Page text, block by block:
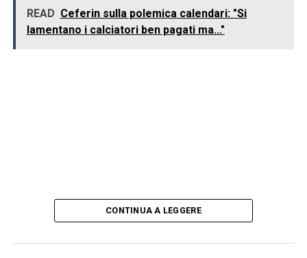
READ Ceferin sulla polemica calendari: "Si
lamentano i calciatori ben pagati ma..."
CONTINUA A LEGGERE